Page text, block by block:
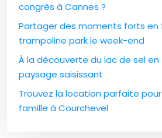
congrès à Cannes ?
Partager des moments forts en
trampoline park le week-end
À la découverte du lac de sel en
paysage saisissant
Trouvez la location parfaite
famille à Courchevel